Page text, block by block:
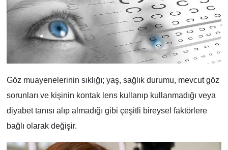
Göz muayenelerinin sıklığı; yaş, sağlık durumu, mevcut göz
sorunları ve kişinin kontak lens kullanıp kullanmadığı veya
diyabet tanısı alıp almadığı gibi çeşitli bireysel faktörlere
bağlı olarak değişir.